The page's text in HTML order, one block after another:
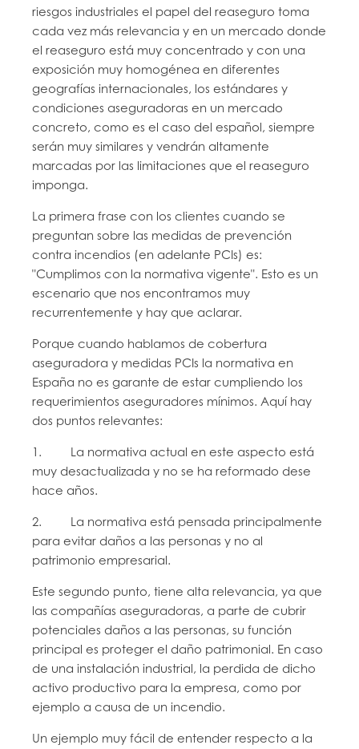
riesgos industriales el papel del reaseguro toma
cada vez más relevancia y en un mercado donde
el reaseguro está muy concentrado y con una
exposición muy homogénea en diferentes
geografías internacionales, los estándares y
condiciones aseguradoras en un mercado
concreto, como es el caso del español, siempre
serán muy similares y vendrán altamente
marcadas por las limitaciones que el reaseguro
imponga.
La primera frase con los clientes cuando se
preguntan sobre las medidas de prevención
contra incendios (en adelante PCIs) es:
"Cumplimos con la normativa vigente". Esto es un
escenario que nos encontramos muy
recurrentemente y hay que aclarar.
Porque cuando hablamos de cobertura
aseguradora y medidas PCIs la normativa en
España no es garante de estar cumpliendo los
requerimientos aseguradores mínimos. Aquí hay
dos puntos relevantes:
1. La normativa actual en este aspecto está
muy desactualizada y no se ha reformado dese
hace años.
2. La normativa está pensada principalmente
para evitar daños a las personas y no al
patrimonio empresarial.
Este segundo punto, tiene alta relevancia, ya que
las compañías aseguradoras, a parte de cubrir
potenciales daños a las personas, su función
principal es proteger el daño patrimonial. En caso
de una instalación industrial, la perdida de dicho
activo productivo para la empresa, como por
ejemplo a causa de un incendio.
Un ejemplo muy fácil de entender respecto a la